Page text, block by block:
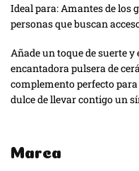
Ideal para: Amantes de los
personas que buscan
Añade un toque de suerte
encantadora pulsera de
complemento perfecto
dulce de llevar contigo un
Marca